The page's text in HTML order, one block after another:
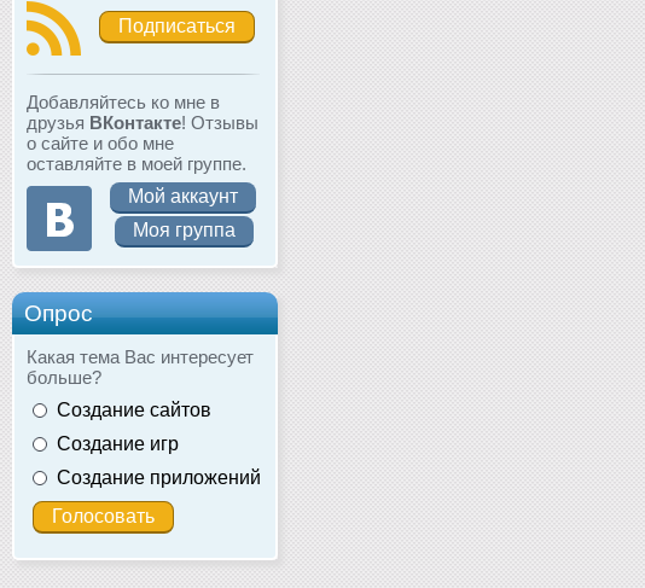
Подписаться
Добавляйтесь ко мне в
друзья ВКонтакте! Отзывы
о сайте и обо мне
оставляйте в моей группе.
Мой аккаунт
Моя группа
Опрос
Какая тема Вас интересует
больше?
Создание сайтов
Создание игр
Создание приложений